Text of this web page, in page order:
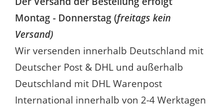
Montag - Donnerstag (freitags kein
Versand)
Wir versenden innerhalb Deutschland mit
Deutscher Post & DHL und außerhalb
Deutschland mit DHL Warenpost
International innerhalb von 2-4 Werktagen